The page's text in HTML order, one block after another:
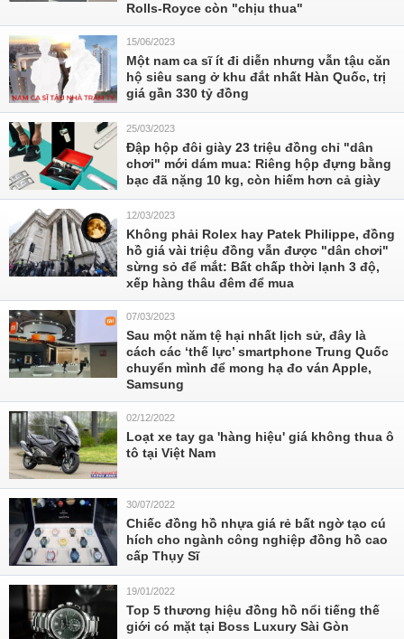
Rolls-Royce còn "chịu thua"
15/06/2023
Một nam ca sĩ ít đi diễn nhưng vẫn tậu căn
hộ siêu sang ở khu đắt nhất Hàn Quốc, trị
giá gần 330 tỷ đồng
25/03/2023
Đập hộp đôi giày 23 triệu đồng chỉ "dân
chơi" mới dám mua: Riêng hộp đựng bằng
bạc đã nặng 10 kg, còn hiếm hơn cả giày
12/03/2023
Không phải Rolex hay Patek Philippe, đồng
hồ giá vài triệu đồng vẫn được "dân chơi"
sừng sỏ để mắt: Bất chấp thời lạnh 3 độ,
xếp hàng thâu đêm để mua
07/03/2023
Sau một năm tệ hại nhất lịch sử, đây là
cách các ‘thế lực’ smartphone Trung Quốc
chuyển mình để mong hạ đo ván Apple,
Samsung
02/12/2022
Loạt xe tay ga 'hàng hiệu' giá không thua ô
tô tại Việt Nam
30/07/2022
Chiếc đồng hồ nhựa giá rẻ bất ngờ tạo cú
hích cho ngành công nghiệp đồng hồ cao
cấp Thụy Sĩ
19/01/2022
Top 5 thương hiệu đồng hồ nổi tiếng thế
giới có mặt tại Boss Luxury Sài Gòn